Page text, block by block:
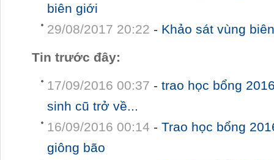
biên giới
29/08/2017 20:22 - Khảo sát vùng
Tin trước đây:
17/09/2016 00:37 -trao học bổng
sinh cũ trở về...
16/09/2016 00:14 -Trao học bổng
giông bão